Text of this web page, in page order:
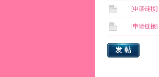
[申请链接]
[申请链接]
发帖